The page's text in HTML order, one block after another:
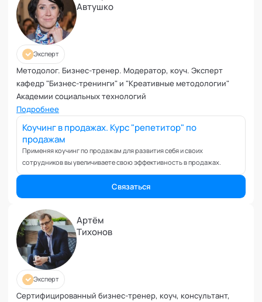
Автушко
Эксперт
Методолог. Бизнес-тренер. Модератор, коуч. Эксперт
кафедр "Бизнес-тренинги" и "Креативные методологии"
Академии социальных технологий
Подробнее
Коучинг в продажах. Курс "репетитор" по
продажам
Применяя коучинг по продажам для развития себя и своих
сотрудников вы увеличиваете свою эффективность в продажах.
Связаться
Артём
Тихонов
Эксперт
Сертифицированный бизнес-тренер, коуч, консультант,